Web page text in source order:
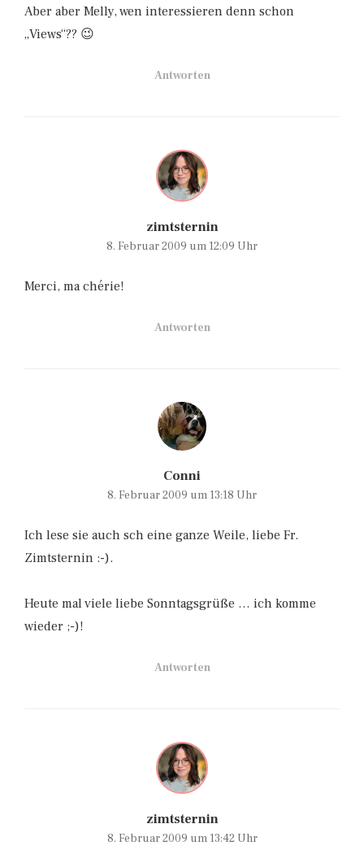
Aber aber Melly, wen interessieren denn schon
„Views“?? 😉
Antworten
zimtsternin
8. Februar 2009 um 12:09 Uhr
Merci, ma chérie!
Antworten
Conni
8. Februar 2009 um 13:18 Uhr
Ich lese sie auch sch eine ganze Weile, liebe Fr.
Zimtsternin :-).
Heute mal viele liebe Sonntagsgrüße … ich komme
wieder ;-)!
Antworten
zimtsternin
8. Februar 2009 um 13:42 Uhr